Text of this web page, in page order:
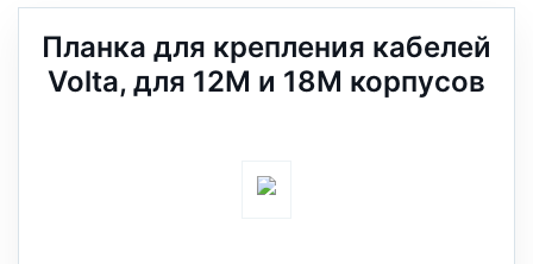
Планка для крепления кабелей
Volta, для 12М и 18М корпусов